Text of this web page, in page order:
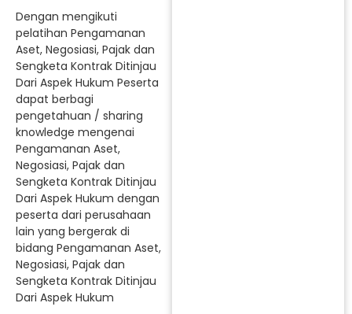
Dengan mengikuti
pelatihan Pengamanan
Aset, Negosiasi, Pajak dan
Sengketa Kontrak Ditinjau
Dari Aspek Hukum Peserta
dapat berbagi
pengetahuan / sharing
knowledge mengenai
Pengamanan Aset,
Negosiasi, Pajak dan
Sengketa Kontrak Ditinjau
Dari Aspek Hukum dengan
peserta dari perusahaan
lain yang bergerak di
bidang Pengamanan Aset,
Negosiasi, Pajak dan
Sengketa Kontrak Ditinjau
Dari Aspek Hukum